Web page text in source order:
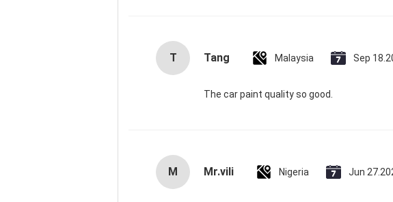
T Tang Malaysia Sep
The car paint quality so good.
M Mr.vili Nigeria Jun